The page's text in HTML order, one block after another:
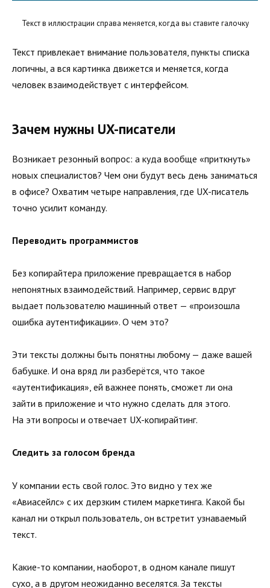
Текст в иллюстрации справа меняется, когда вы ставите галочку
Текст привлекает внимание пользователя, пункты списка
логичны, а вся картинка движется и меняется, когда
человек взаимодействует с интерфейсом.
Зачем нужны UX-писатели
Возникает резонный вопрос: а куда вообще «приткнуть»
новых специалистов? Чем они будут весь день заниматься
в офисе? Охватим четыре направления, где UX-писатель
точно усилит команду.
Переводить программистов
Без копирайтера приложение превращается в набор
непонятных взаимодействий. Например, сервис вдруг
выдает пользователю машинный ответ — «произошла
ошибка аутентификации». О чем это?
Эти тексты должны быть понятны любому — даже вашей
бабушке. И она вряд ли разберётся, что такое
«аутентификация», ей важнее понять, сможет ли она
зайти в приложение и что нужно сделать для этого.
На эти вопросы и отвечает UX-копирайтинг.
Следить за голосом бренда
У компании есть свой голос. Это видно у тех же
«Авиасейлс» с их дерзким стилем маркетинга. Какой бы
канал ни открыл пользователь, он встретит узнаваемый
текст.
Какие-то компании, наоборот, в одном канале пишут
сухо, а в другом неожиданно веселятся. За тексты